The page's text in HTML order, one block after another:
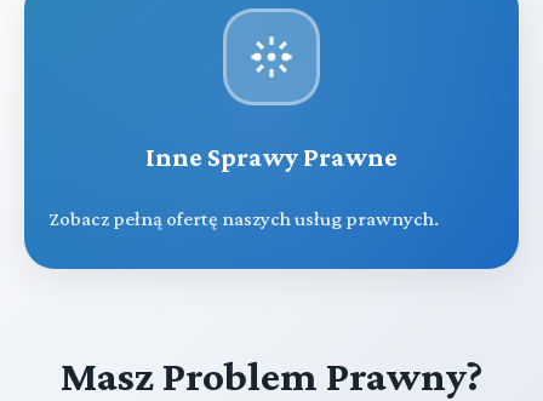
Inne Sprawy Prawne
Zobacz pełną ofertę naszych usług prawnych.
Masz Problem Prawny?